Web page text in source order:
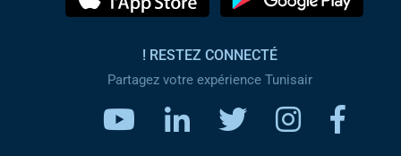
RESTEZ CONNECTÉ !
Partagez votre expérience Tunisair